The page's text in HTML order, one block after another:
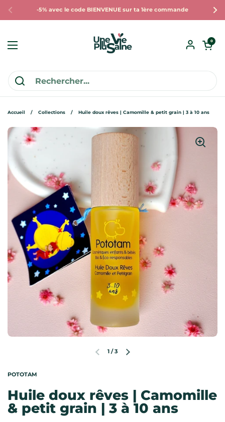
Précédent-5% avec le code BIENVENUE sur ta 1ère commande
Ouvrir le menu
Ouvrir le
0
Accueil / Collections / Huile doux rêves | Camomille & petit grain | 3 à 10 ans
Diapositive précédente
Diapositive suivante
1/3
POTOTAM
Huile doux rêves | Camomille
& petit grain | 3 à 10 ans